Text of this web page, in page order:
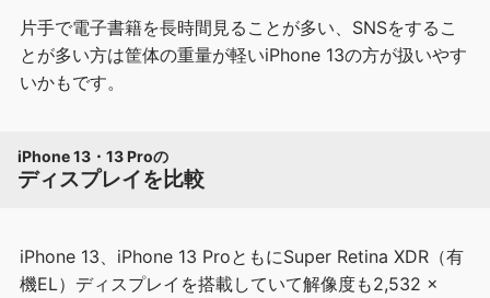
片手で電子書籍を長時間見ることが多い、SNSをするこ
とが多い方は筐体の重量が軽いiPhone 13の方が扱いやす
いかもです。
iPhone 13・13 Proの
ディスプレイを比較
iPhone 13、iPhone 13 ProともにSuper Retina XDR（有
機EL）ディスプレイを搭載していて解像度も2,532 ×